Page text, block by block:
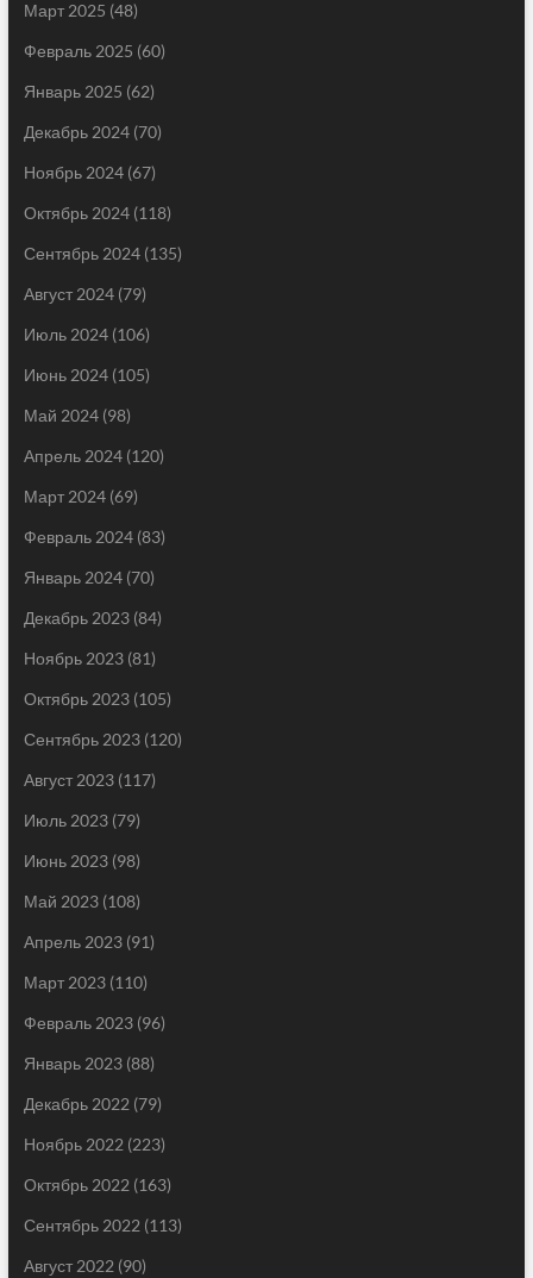
Март 2025 (48)
Февраль 2025 (60)
Январь 2025 (62)
Декабрь 2024(70)
Ноябрь 2024(67)
Октябрь 2024(118)
Сентябрь 2024(135)
Август 2024(79)
Июль 2024(106)
Июнь 2024(105)
Май 2024(98)
Апрель 2024(120)
Март 2024(69)
Февраль 2024(83)
Январь 2024(70)
Декабрь 2023(84)
Ноябрь 2023(81)
Октябрь 2023(105)
Сентябрь 2023(120)
Август 2023(117)
Июль 2023(79)
Июнь 2023(98)
Май 2023(108)
Апрель 2023(91)
Март 2023(110)
Февраль 2023(96)
Январь 2023(88)
Декабрь 2022 (79)
Ноябрь 2022 (223)
Октябрь 2022 (163)
Сентябрь 2022 (113)
Август 2022 (90)